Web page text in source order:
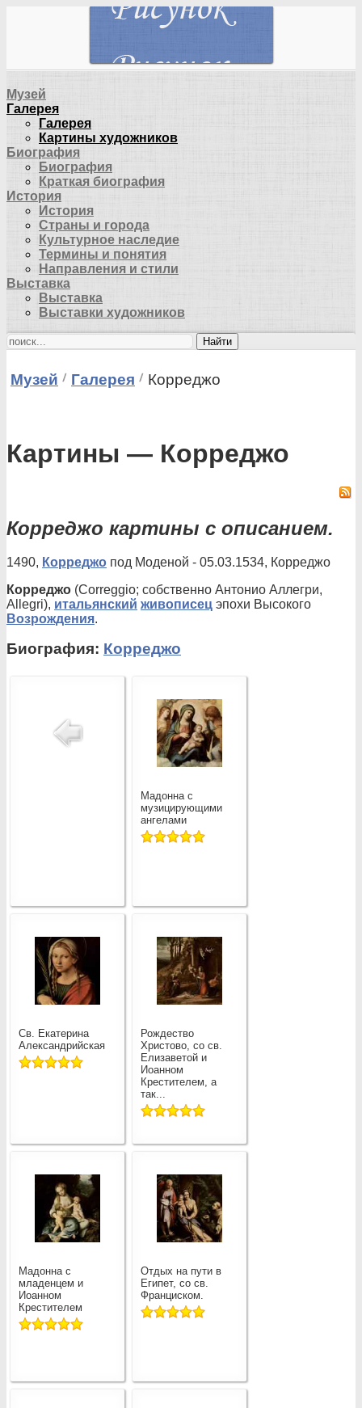
Музей
Галерея
Галерея
Картины художников
Биография
Биография
Краткая биография
История
История
Страны и города
Культурное наследие
Термины и понятия
Направления и стили
Выставка
Выставка
Выставки художников
Найти
Музей Галерея Корреджо
Картины — Корреджо
Корреджо картины с описанием.
1490, Корреджо под Моденой - 05.03.1534, Корреджо
Корреджо (Correggio; собственно Антонио Аллегри,
Allegri), итальянский живописец эпохи Высокого
Возрождения.
Биография: Корреджо
Мадонна с
музицирующими
ангелами
Св. Екатерина
Александрийская
Рождество
Христово, со св.
Елизаветой и
Иоанном
Крестителем, а
так...
Мадонна с
младенцем и
Иоанном
Крестителем
Отдых на пути в
Египет, со св.
Франциском.